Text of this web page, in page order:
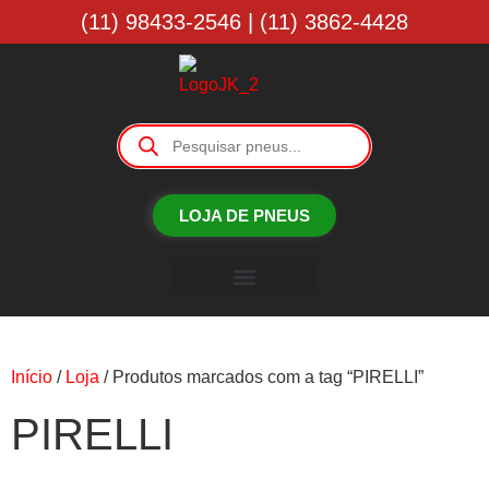
(11) 98433-2546 | (11) 3862-4428
LOJA DE PNEUS
Início / Loja / Produtos marcados com a tag “PIRELLI”
PIRELLI